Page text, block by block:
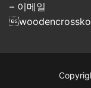
– 이메일